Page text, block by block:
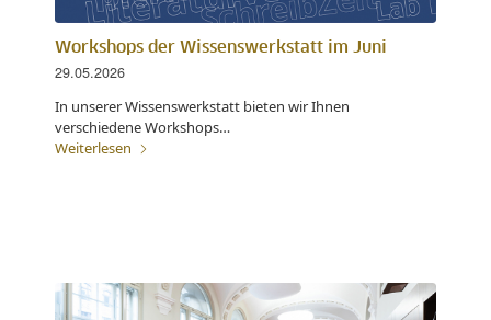
Workshops der Wissenswerkstatt im Juni
29.05.2026
In unserer Wissenswerkstatt bieten wir Ihnen
verschiedene Workshops…
Weiterlesen